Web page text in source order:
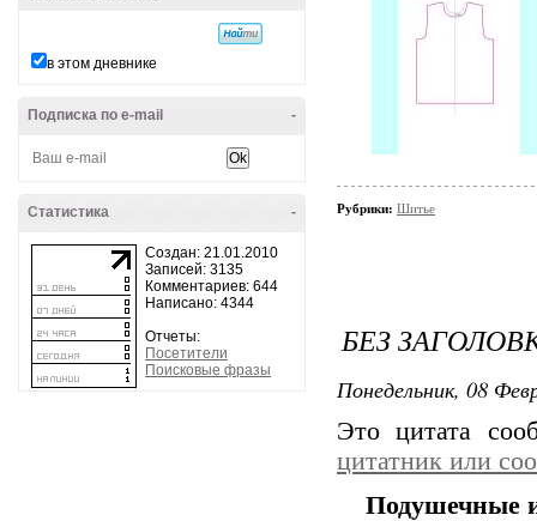
в этом дневнике
-
Подписка по e-mail
-
Статистика
Создан: 21.01.2010
Записей: 3135
Комментариев: 644
Написано: 4344
Отчеты:
Посетители
Поисковые фразы
Рубрики: Шитье
БЕЗ
Понедельник, 08
Это цитата
цитатник или
Подушечные